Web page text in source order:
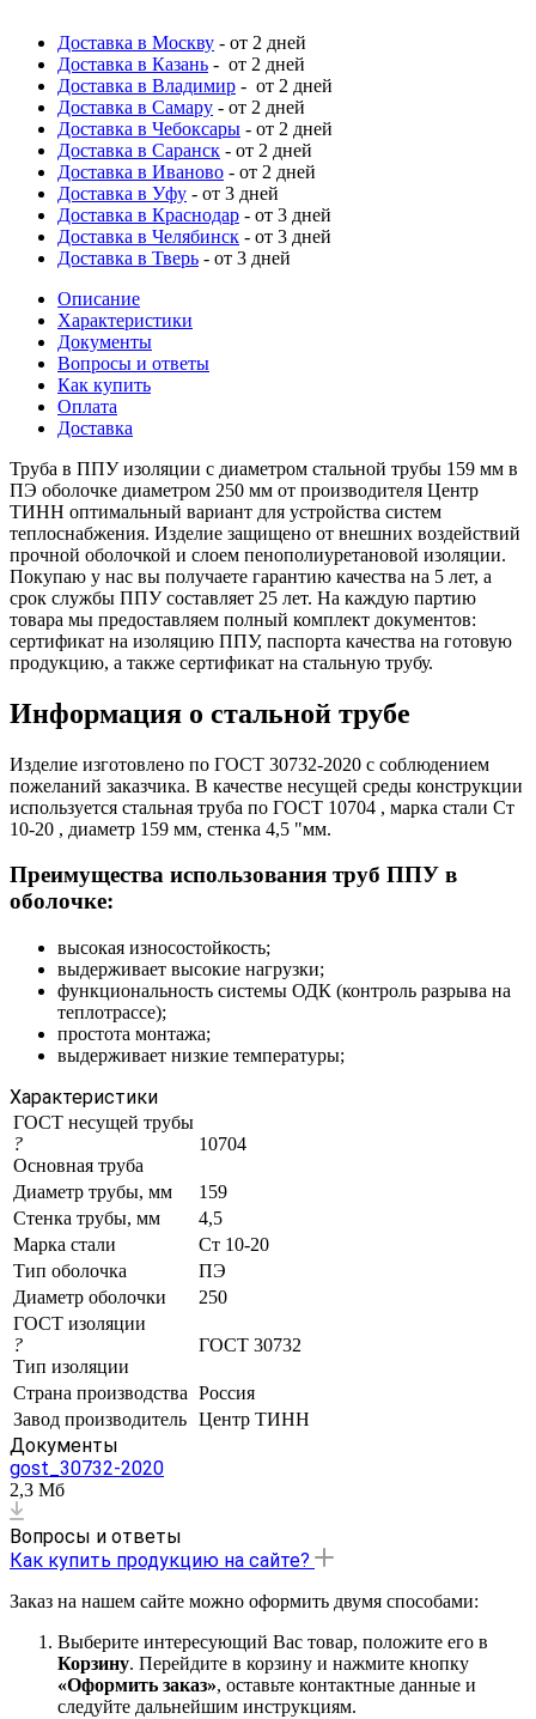
Доставка в Москву - от 2 дней
Доставка в Казань - от 2 дней
Доставка в Владимир - от 2 дней
Доставка в Самару - от 2 дней
Доставка в Чебоксары - от 2 дней
Доставка в Саранск - от 2 дней
Доставка в Иваново - от 2 дней
Доставка в Уфу - от 3 дней
Доставка в Краснодар - от 3 дней
Доставка в Челябинск - от 3 дней
Доставка в Тверь - от 3 дней
Описание
Характеристики
Документы
Вопросы и ответы
Как купить
Оплата
Доставка
Труба в ППУ изоляции с диаметром стальной трубы 159 мм в
ПЭ оболочке диаметром 250 мм от производителя Центр
ТИНН оптимальный вариант для устройства систем
теплоснабжения. Изделие защищено от внешних воздействий
прочной оболочкой и слоем пенополиуретановой изоляции.
Покупаю у нас вы получаете гарантию качества на 5 лет, а
срок службы ППУ составляет 25 лет. На каждую партию
товара мы предоставляем полный комплект документов:
сертификат на изоляцию ППУ, паспорта качества на готовую
продукцию, а также сертификат на стальную трубу.
Информация о стальной трубе
Изделие изготовлено по ГОСТ 30732-2020 с соблюдением
пожеланий заказчика. В качестве несущей среды конструкции
используется стальная труба по ГОСТ 10704 , марка стали Ст
10-20 , диаметр 159 мм, стенка 4,5 "мм.
Преимущества использования труб ППУ в
оболочке:
высокая износостойкость;
выдерживает высокие нагрузки;
функциональность системы ОДК (контроль разрыва на
теплотрассе);
простота монтажа;
выдерживает низкие температуры;
Характеристики
ГОСТ несущей трубы
?
Основная труба
10704
Диаметр трубы, мм
159
Стенка трубы, мм
4,5
Марка стали
Ст 10-20
Тип оболочка
ПЭ
Диаметр оболочки
250
ГОСТ изоляции
?
Тип изоляции
ГОСТ 30732
Страна производства Россия
Завод производитель Центр ТИНН
Документы
gost_30732-2020
2,3 Мб
Вопросы и ответы
Как купить продукцию на сайте?
Заказ на нашем сайте можно оформить двумя способами:
Выберите интересующий Вас товар, положите его в
Корзину. Перейдите в корзину и нажмите кнопку
«Оформить заказ», оставьте контактные данные и
следуйте дальнейшим инструкциям.